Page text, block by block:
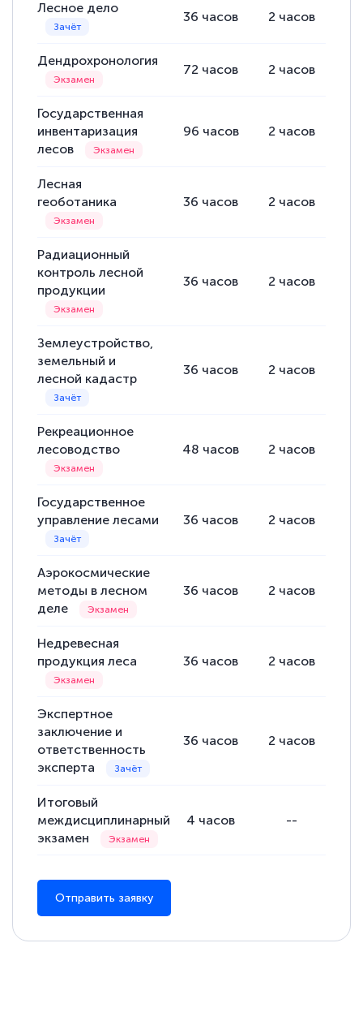
Лесное дело
36 часов 2 часов
Дендрохронология
72 часов 2 часов
Государственная
инвентаризация
лесов
96 часов 2 часов
Лесная
геоботаника
36 часов 2 часов
Радиационный
контроль лесной
продукции
36 часов 2 часов
Землеустройство,
земельный и
лесной кадастр
36 часов 2 часов
Рекреационное
лесоводство
48 часов 2 часов
Государственное
управление лесами
36 часов 2 часов
Аэрокосмические
методы в лесном
деле
36 часов 2 часов
Недревесная
продукция леса
36 часов 2 часов
Экспертное
заключение и
ответственность
эксперта
36 часов 2 часов
Итоговый
междисциплинарный
экзамен
4 часов --
Отправить заявку